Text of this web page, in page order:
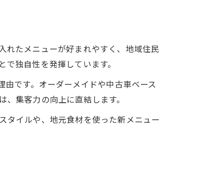
れたメニューが好まれやすく、地域住民
独自性を発揮しています。
です。オーダーメイドや中古車ベース
集客力の向上に直結します。
タイルや、地元食材を使った新メニュー